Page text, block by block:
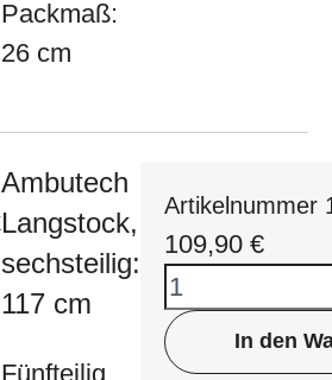
Packmaß:
26 cm
Ambutech
Langstock,
sechsteilig:
117 cm
Fünfteilig
Artikelnummer
109,90 €
In den